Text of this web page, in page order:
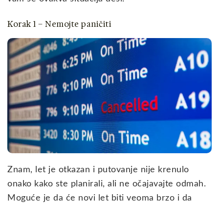
Korak 1 – Nemojte paničiti
Znam, let je otkazan i putovanje nije krenulo
onako kako ste planirali, ali ne očajavajte odmah.
Moguće je da će novi let biti veoma brzo i da